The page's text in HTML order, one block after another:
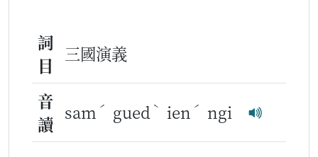
詞
目
三國演義
音
讀
sam ˊ gued ˋ ien ˊ ngi